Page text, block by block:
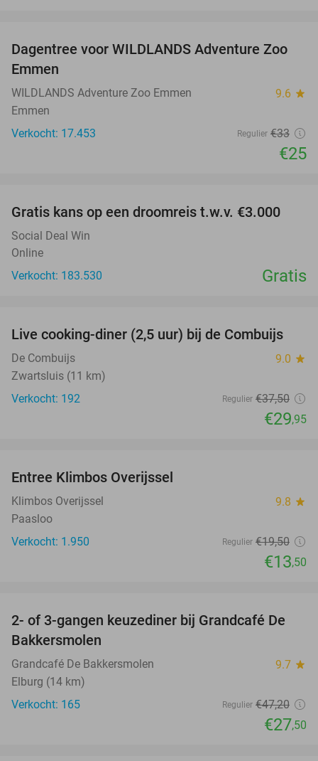
24%
Dagentree voor WILDLANDS Adventure Zoo
Emmen
WILDLANDS Adventure Zoo Emmen 9.6 star
Emmen
Verkocht: 17.453
Regulier €33
€25
Gratis kans op een droomreis t.w.v. €3.000
Social Deal Win
Online
Verkocht: 183.530
Gratis
20%
Live cooking-diner (2,5 uur) bij de Combuijs
De Combuijs 9.0 star
Zwartsluis (11 km)
Verkocht: 192
Regulier €37,50
€29,95
Entree Klimbos Overijssel
Klimbos Overijssel 9.8 star
Paasloo
Verkocht: 1.950
Regulier €19,50
€13,50
42%
2- of 3-gangen keuzediner bij Grandcafé De
Bakkersmolen
Grandcafé De Bakkersmolen 9.7 star
Elburg (14 km)
Verkocht: 165
Regulier €47,20
€27,50